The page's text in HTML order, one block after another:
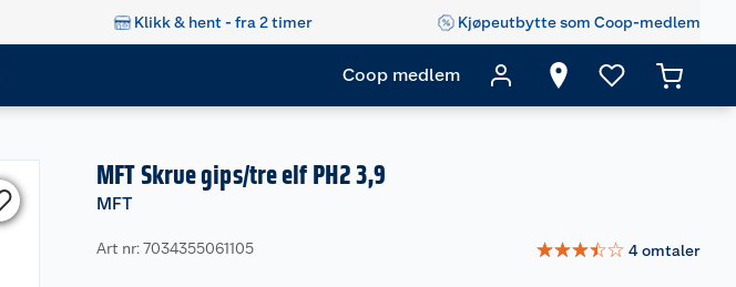
Klikk & hent - fra 2 timer Kjøpeutbytte som Coop-medlem
Coop medlem
MFT Skrue gips/tre elf PH2 3,9
MFT
Art nr: 7034355061105 ☆☆☆☆☆ 4omtaler